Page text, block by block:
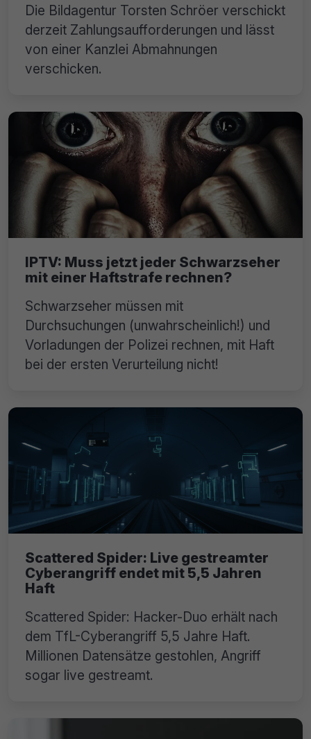
Die Bildagentur Torsten Schröer verschickt
derzeit Zahlungsaufforderungen und lässt
von einer Kanzlei Abmahnungen
verschicken.
IPTV: Muss jetzt jeder Schwarzseher
mit einer Haftstrafe rechnen?
Schwarzseher müssen mit
Durchsuchungen (unwahrscheinlich!) und
Vorladungen der Polizei rechnen, mit Haft
bei der ersten Verurteilung nicht!
Scattered Spider: Live gestreamter
Cyberangriff endet mit 5,5 Jahren
Haft
Scattered Spider: Hacker-Duo erhält nach
dem TfL-Cyberangriff 5,5 Jahre Haft.
Millionen Datensätze gestohlen, Angriff
sogar live gestreamt.